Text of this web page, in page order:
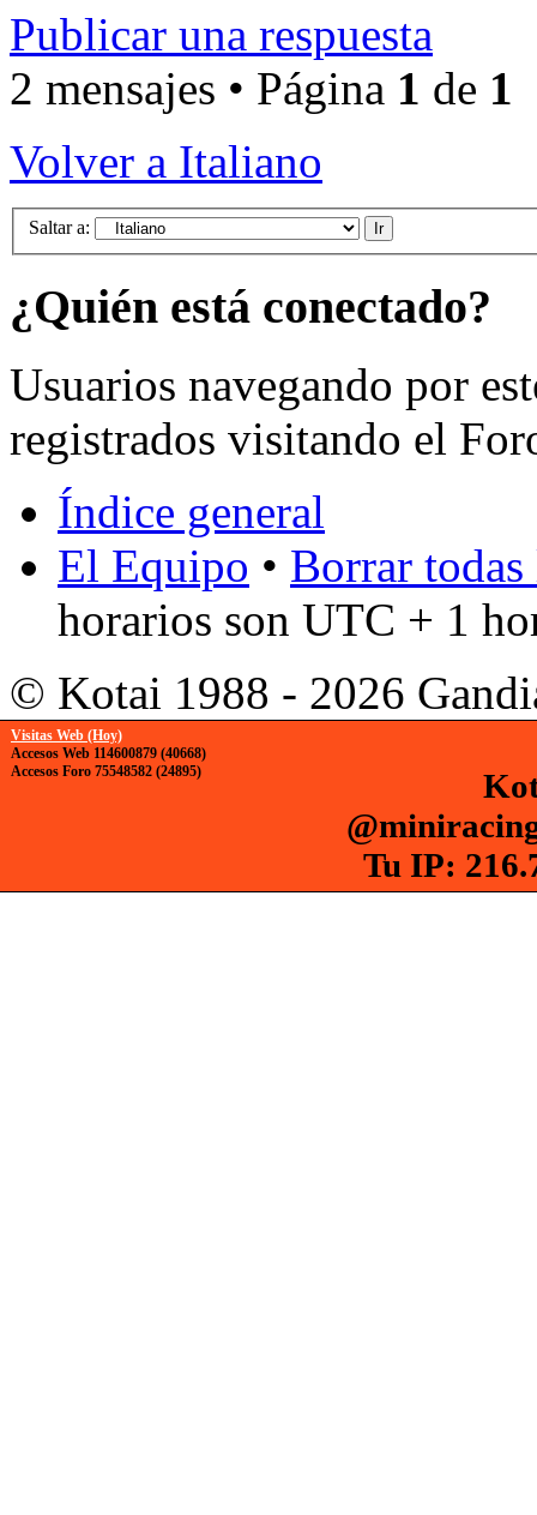
Publicar una respuesta
2 mensajes • Página 1 de 1
Volver a Italiano
Saltar a:
¿Quién está conectado?
Usuarios navegando por
registrados visitando el
Índice general
El Equipo • Borrar
horarios son UTC + 1
© Kotai 1988 - 2026
Visitas Web (Hoy)
Accesos Web 114600879 (40668)
Accesos Foro 75548582 (24895)
Tu IP: